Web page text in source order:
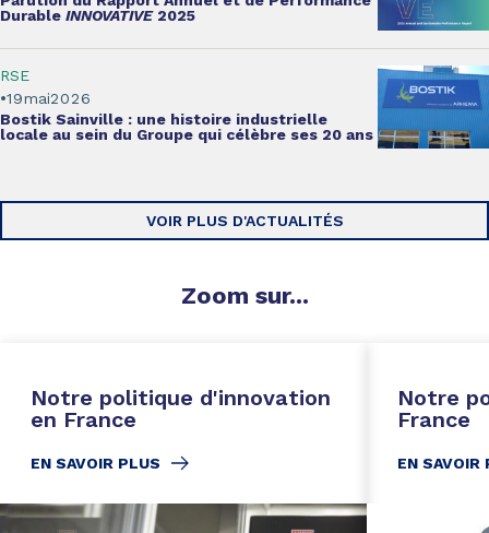
Durable INNOVATIVE2025
mai
19 2026
RSE
Bostik Sainville : une histoire industrielle
locale au sein du Groupe qui célèbre ses 20 ans
VOIR PLUS D'ACTUALITÉS
Zoom sur...
Notre politique d'innovation
en France
EN SAVOIR PLUS
Notre
France
EN SAVOIR